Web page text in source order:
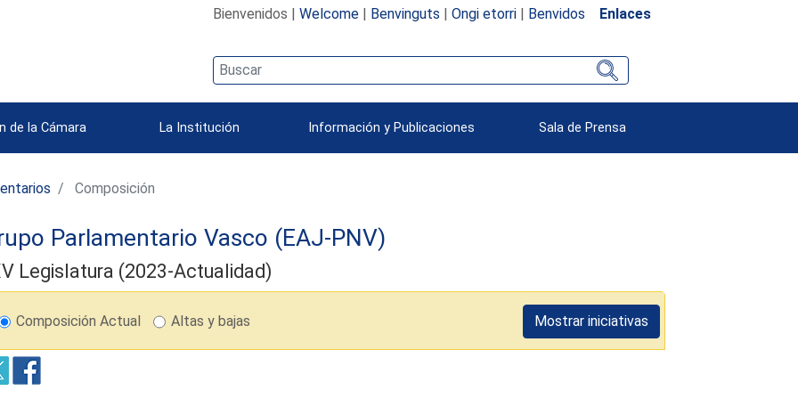
Bienvenidos | Welcome| Benvinguts | Ongi etorri| Benvidos Enlaces
de la Cámara La Institución Información y Publicaciones Sala de Prensa
Composición
Parlamentario Vasco (EAJ-PNV)
Legislatura (2023-Actualidad)
Mostrar iniciativas
Composición Actual Altas y bajas